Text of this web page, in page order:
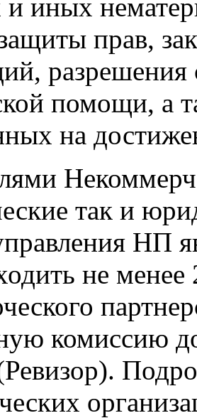
иных
прав,
помощи, а
на
так и
НП
не менее
комиссию